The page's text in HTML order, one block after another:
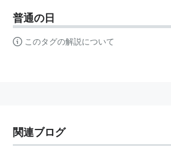
普通の日
このタグの解説について
関連ブログ